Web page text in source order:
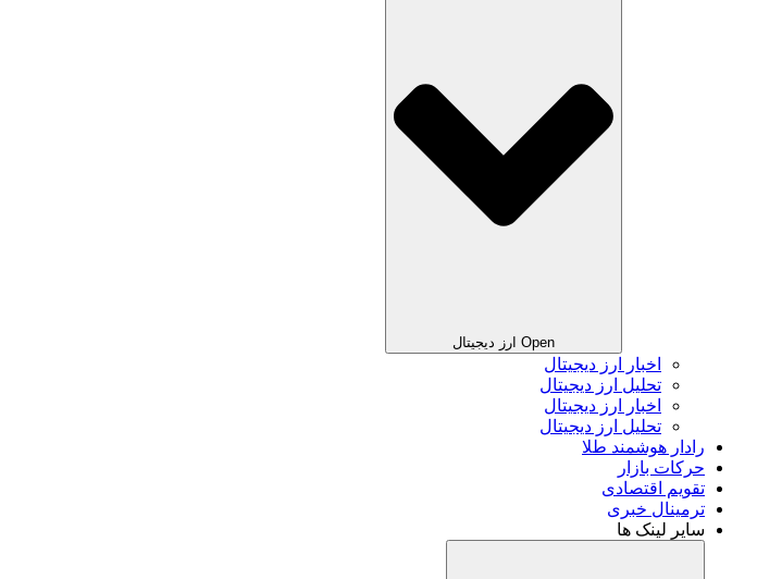
Open ارز دیجیتال
اخبار ارز دیجیتال
تحلیل ارز دیجیتال
اخبار ارز دیجیتال
تحلیل ارز دیجیتال
رادار هوشمند طلا
حرکات بازار
تقویم اقتصادی
ترمینال خبری
سایر لینک ها